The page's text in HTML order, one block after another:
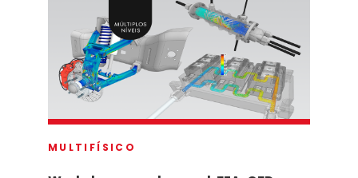
MULTIFÍSICO